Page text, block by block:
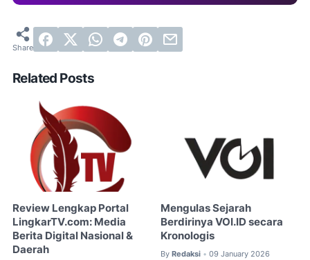
Related Posts
Review Lengkap Portal
LingkarTV.com: Media
Berita Digital Nasional &
Daerah
Mengulas Sejarah
Berdirinya VOI.ID secara
Kronologis
By Redaksi • 09 January 2026